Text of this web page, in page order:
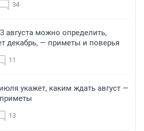
34
августа можно определить,
декабрь, — приметы и поверья
11
укажет, каким ждать август —
13